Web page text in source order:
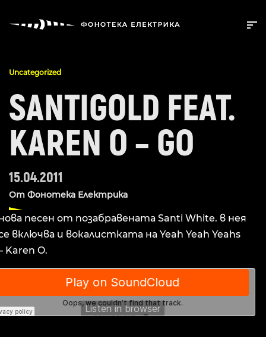
Uncategorized
SANTIGOLD FEAT.
KAREN O – GO
15.04.2011
От Фонотека Електрика
песен от позабравената Santi White. в нея
включва и вокалистката на Yeah Yeah Yeahs
Karen O.